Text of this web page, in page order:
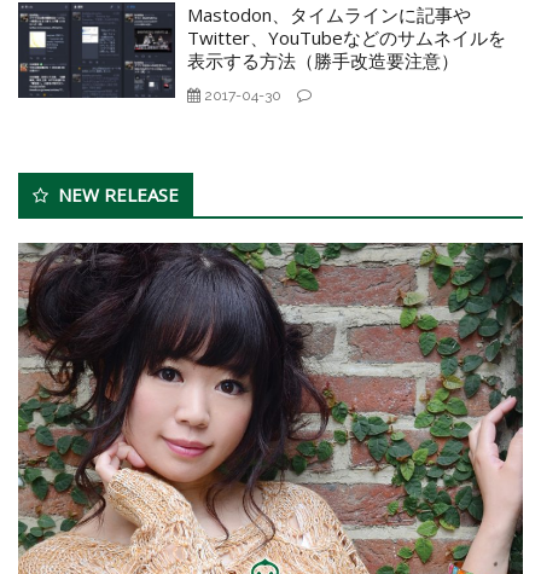
Mastodon、タイムラインに記事や
Twitter、YouTubeなどのサムネイルを
表示する方法（勝手改造要注意）
2017-04-30
NEW RELEASE